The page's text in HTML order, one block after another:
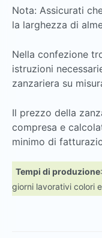
Nota: Assicurati
la larghezza di
Nella confezione
istruzioni
zanzariera su
Il prezzo della
compresa e
minimo di
Tempi di produzione
giorni lavorativi colori